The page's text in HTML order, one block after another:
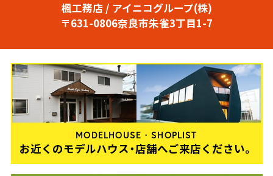
楓工務店 / アイニコグループ(株)
〒631-0806奈良市朱雀3丁目1-7
MODELHOUSE・SHOPLIST
お近くのモデルハウス・店舗へご来店ください。